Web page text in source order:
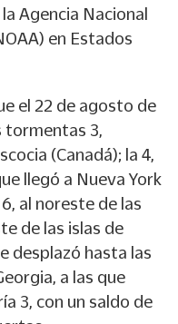
Agencia Nacional
en Estados
el 22 de agosto de
tormentas 3,
(Canadá); la 4,
llegó a Nueva York
al noreste de las
de las islas de
desplazó hasta las
a las que
3, con un saldo de